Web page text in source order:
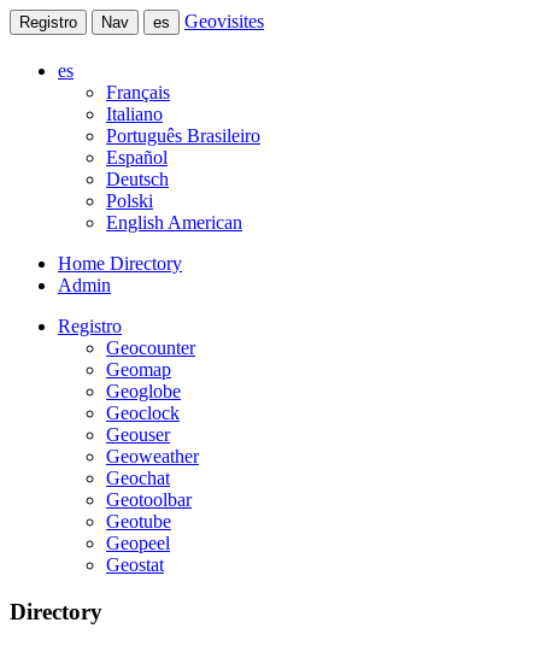
Registro Nav es Geovisites
es
Français
Italiano
Português Brasileiro
Español
Deutsch
Polski
English American
Home Directory
Admin
Registro
Geocounter
Geomap
Geoglobe
Geoclock
Geouser
Geoweather
Geochat
Geotoolbar
Geotube
Geopeel
Geostat
Directory